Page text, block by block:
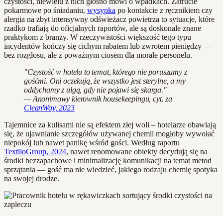
pokarmowe po śniadaniu, wysypka po kontakcie z ręcznikiem czy
alergia na zbyt intensywny odświeżacz powietrza to sytuacje, które
rzadko trafiają do oficjalnych raportów, ale są doskonale znane
praktykom z branży. W rzeczywistości większość tego typu
incydentów kończy się cichym rabatem lub zwrotem pieniędzy —
bez rozgłosu, ale z poważnym ciosem dla morale personelu.
"Czystość w hotelu to temat, którego nie poruszamy z
gośćmi. Oni oczekują, że wszystko jest sterylne, a my
oddychamy z ulgą, gdy nie pojawi się skarga."
— Anonimowy kierownik housekeepingu, cyt. za
CleanWay, 2023
Tajemnice za kulisami nie są efektem złej woli – hotelarze obawiają
się, że ujawnianie szczegółów używanej chemii mogłoby wywołać
niepokój lub nawet panikę wśród gości. Według raportu
TextiloGroup, 2024, nawet renomowane obiekty decydują się na
środki bezzapachowe i minimalizację komunikacji na temat metod
sprzątania — gość ma nie wiedzieć, jakiego rodzaju chemię spotyka
na swojej drodze.